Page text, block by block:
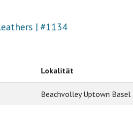
| #1134
Lokalität
Beachvolley Uptown Basel